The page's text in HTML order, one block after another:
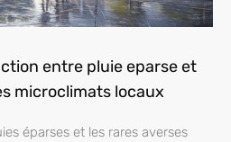
entre pluie eparse et
microclimats locaux
éparses et les rares averses